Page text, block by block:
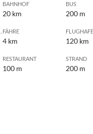
BAHNHOF
20 km
BUS
200 m
FÄHRE
4 km 120 km
RESTAURANT
100 m
STRAND
200 m